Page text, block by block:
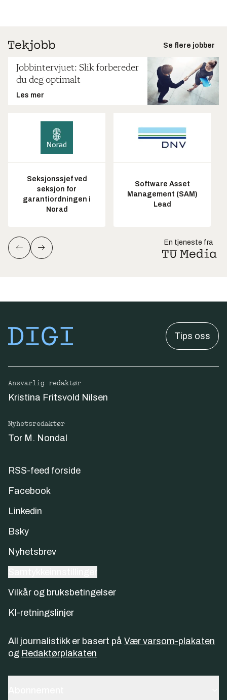
Se flere jobber
Jobbintervjuet: Slik forbereder
du deg optimalt
Les mer
Seksjonssjef ved
seksjon for
garantiordningen i
Norad
Software Asset
Management (SAM)
Lead
En tjeneste fra
Tips oss
Ansvarlig redaktør
Kristina Fritsvold Nilsen
Nyhetsredaktør
Tor M. Nondal
RSS-feed forside
Facebook
Linkedin
Bsky
Nyhetsbrev
Vilkår og bruksbetingelser
KI-retningslinjer
All journalistikk er basert på Vær varsom-plakaten
og Redaktørplakaten